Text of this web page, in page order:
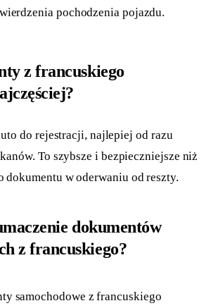
pochodzenia pojazdu.
z francuskiego
do rejestracji, najlepiej od razu
To szybsze i bezpieczniejsze niż
dokumentu w oderwaniu od reszty.
dokumentów
z francuskiego?
samochodowe z francuskiego